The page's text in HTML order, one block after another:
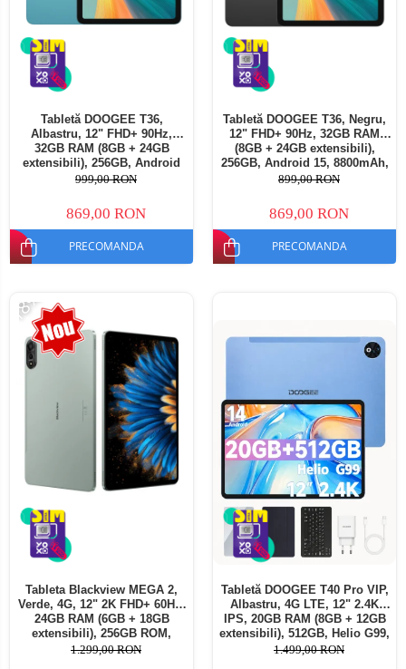
Tabletă DOOGEE T36,
Albastru, 12" FHD+ 90Hz,
32GB RAM (8GB + 24GB
extensibili), 256GB, Android
15, 8800mAh, Dual SIM
999,00 RON
869,00 RON
PRECOMANDA
Tabletă DOOGEE T36, Negru,
12" FHD+ 90Hz, 32GB RAM
(8GB + 24GB extensibili),
256GB, Android 15, 8800mAh,
Dual SIM
899,00 RON
869,00 RON
PRECOMANDA
-18%
Tableta Blackview MEGA 2,
Verde, 4G, 12" 2K FHD+ 60Hz,
24GB RAM (6GB + 18GB
extensibili), 256GB ROM,
Android 15, Unisoc T615,
1.299,00 RON
Tabletă DOOGEE T40 Pro VIP,
Albastru, 4G LTE, 12" 2.4K
IPS, 20GB RAM (8GB + 12GB
extensibili), 512GB, Helio G99,
10800mAh, 33W, Android 14,
1.499,00 RON